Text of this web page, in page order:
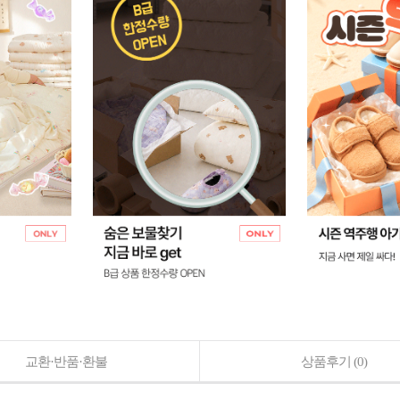
교환·반품·환불 상품후기 (0)